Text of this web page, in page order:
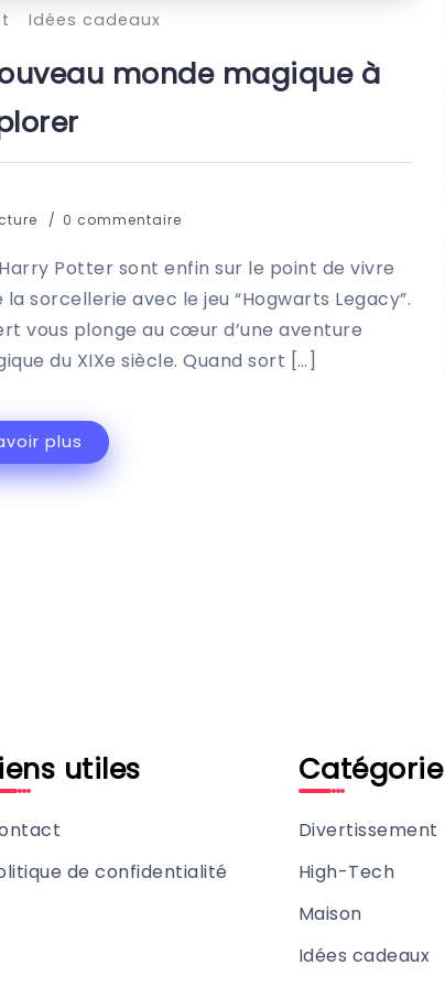
Idées cadeaux
monde magique à
0 commentaire
Potter sont enfin sur le point de vivre
sorcellerie avec le jeu “Hogwarts Legacy”.
vous plonge au cœur d’une aventure
du XIXe siècle. Quand sort […]
plus
utiles
de confidentialité
Catégorie
Divertissement
High-Tech
Maison
Idées cadeaux